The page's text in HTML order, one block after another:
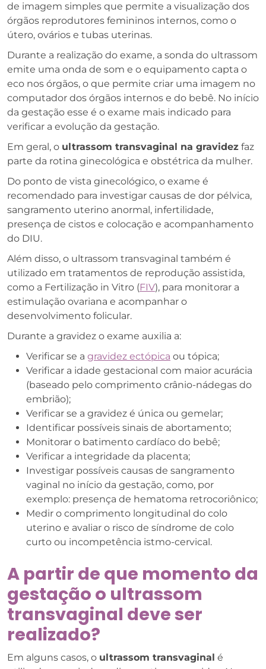
de imagem simples que permite a visualização dos
órgãos reprodutores femininos internos, como o
útero, ovários e tubas uterinas.
Durante a realização do exame, a sonda do ultrassom
emite uma onda de som e o equipamento capta o
eco nos órgãos, o que permite criar uma imagem no
computador dos órgãos internos e do bebê. No início
da gestação esse é o exame mais indicado para
verificar a evolução da gestação.
Em geral, o ultrassom transvaginal na gravidez faz
parte da rotina ginecológica e obstétrica da mulher.
Do ponto de vista ginecológico, o exame é
recomendado para investigar causas de dor pélvica,
sangramento uterino anormal, infertilidade,
presença de cistos e colocação e acompanhamento
do DIU.
Além disso, o ultrassom transvaginal também é
utilizado em tratamentos de reprodução assistida,
como a Fertilização in Vitro (FIV), para monitorar a
estimulação ovariana e acompanhar o
desenvolvimento folicular.
Durante a gravidez o exame auxilia a:
Verificar se a gravidez ectópica ou tópica;
Verificar a idade gestacional com maior acurácia
(baseado pelo comprimento crânio-nádegas do
embrião);
Verificar se a gravidez é única ou gemelar;
Identificar possíveis sinais de abortamento;
Monitorar o batimento cardíaco do bebê;
Verificar a integridade da placenta;
Investigar possíveis causas de sangramento
vaginal no início da gestação, como, por
exemplo: presença de hematoma retrocoriônico;
Medir o comprimento longitudinal do colo
uterino e avaliar o risco de síndrome de colo
curto ou incompetência istmo-cervical.
A partir de que momento da
gestação o ultrassom
transvaginal deve ser
realizado?
Em alguns casos, o ultrassom transvaginal é